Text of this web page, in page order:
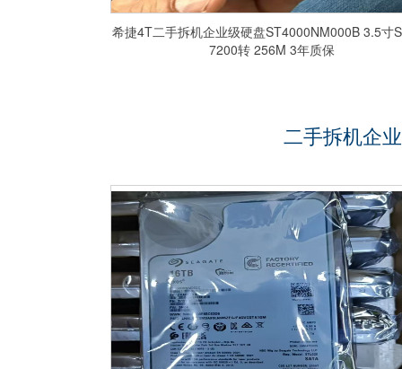
希捷4T二手拆机企业级硬盘ST4000NM000B 3.5寸
7200转 256M 3年质保
二手拆机企